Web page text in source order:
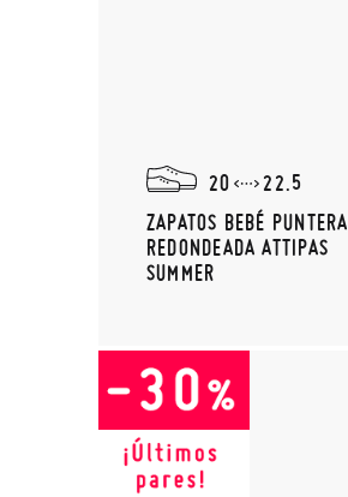
20
22.5
ZAPATOS BEBÉ PUNTERA
REDONDEADA ATTIPAS
SUMMER